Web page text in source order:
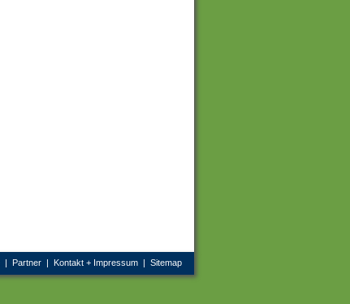
| Partner | Kontakt + Impressum | Sitemap